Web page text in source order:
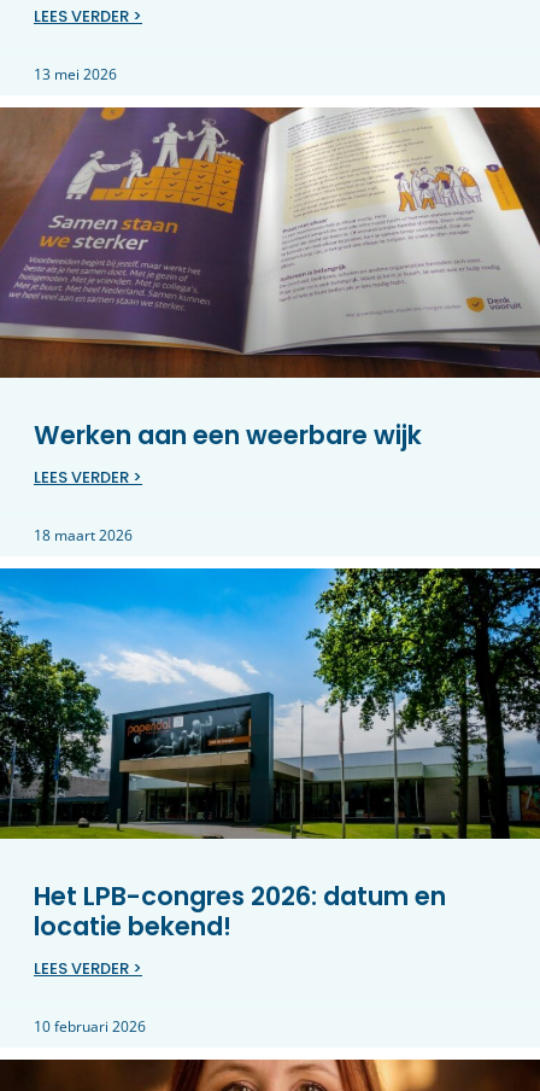
LEES VERDER >
13 mei 2026
Werken aan een weerbare wijk
LEES VERDER >
18 maart 2026
Het LPB-congres 2026: datum en
locatie bekend!
LEES VERDER >
10 februari 2026